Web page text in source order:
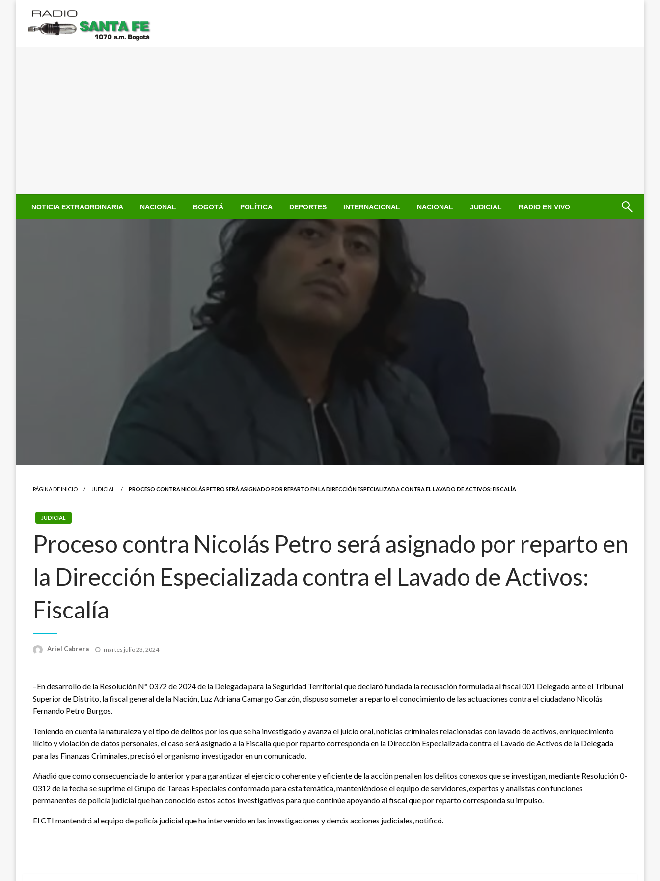
contenido
NOTICIA EXTRAORDINARIA NACIONAL BOGOTÁ POLÍTICA DEPORTES INTERNACIONAL NACIONAL JUDICIAL RADIO EN VIVO
PÁGINA DE INICIO JUDICIAL PROCESO CONTRA NICOLÁS PETRO SERÁ ASIGNADO POR REPARTO EN LA DIRECCIÓN ESPECIALIZADA CONTRA EL LAVADO DE ACTIVOS: FISCALÍA
JUDICIAL
Proceso contra Nicolás Petro será asignado por reparto en
la Dirección Especializada contra el Lavado de Activos:
Fiscalía
Ariel Cabrera
Publicado
martes julio 23, 2024
–En desarrollo de la Resolución N° 0372 de 2024 de la Delegada para la Seguridad Territorial que declaró fundada la recusación formulada al fiscal 001 Delegado ante el Tribunal
Superior de Distrito, la fiscal general de la Nación, Luz Adriana Camargo Garzón, dispuso someter a reparto el conocimiento de las actuaciones contra el ciudadano Nicolás
Fernando Petro Burgos.
Teniendo en cuenta la naturaleza y el tipo de delitos por los que se ha investigado y avanza el juicio oral, noticias criminales relacionadas con lavado de activos, enriquecimiento
ilícito y violación de datos personales, el caso será asignado a la Fiscalía que por reparto corresponda en la Dirección Especializada contra el Lavado de Activos de la Delegada
para las Finanzas Criminales, precisó el organismo investigador en un comunicado.
Añadió que como consecuencia de lo anterior y para garantizar el ejercicio coherente y eficiente de la acción penal en los delitos conexos que se investigan, mediante Resolución 0-
0312 de la fecha se suprime el Grupo de Tareas Especiales conformado para esta temática, manteniéndose el equipo de servidores, expertos y analistas con funciones
permanentes de policía judicial que han conocido estos actos investigativos para que continúe apoyando al fiscal que por reparto corresponda su impulso.
El CTI mantendrá al equipo de policía judicial que ha intervenido en las investigaciones y demás acciones judiciales, notificó.